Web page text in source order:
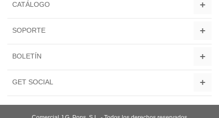
CATÁLOGO
SOPORTE
BOLETÍN
GET SOCIAL